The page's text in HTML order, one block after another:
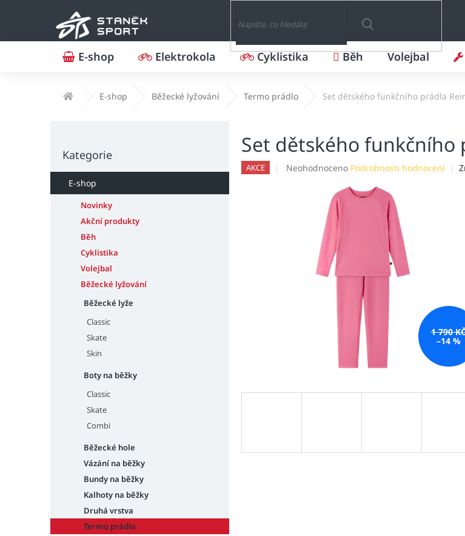
HLEDAT
E-shop Elektrokola Cyklistika Běh Volejbal
Domů E-shop Běžecké lyžování Termo prádlo Set dětského funkčního prádla
a
kategorie
Kategorie
E-shop
Novinky
Akční produkty
Běh
Cyklistika
Volejbal
Běžecké lyžování
Běžecké lyže
Classic
Skate
Skin
Boty na běžky
Classic
Skate
Combi
Běžecké hole
Vázání na běžky
Bundy na běžky
Kalhoty na běžky
Druhá vrstva
Termo prádlo
Set dětského funkčního
AKCE
Průměrné
hvězdiček.
Neohodnoceno Podrobnosti hodnocení
1 790
–14 %